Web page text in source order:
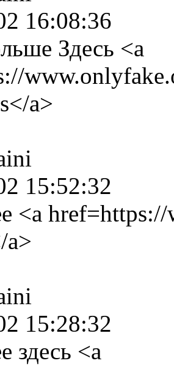
16:08:36
Здесь <a
a>
15:52:32
<a
a>
15:28:32
здесь <a